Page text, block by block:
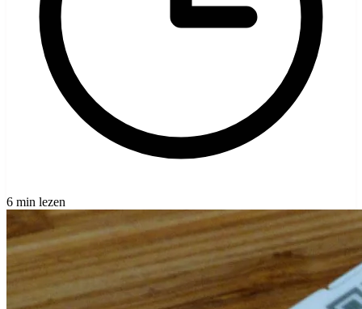
6 min lezen